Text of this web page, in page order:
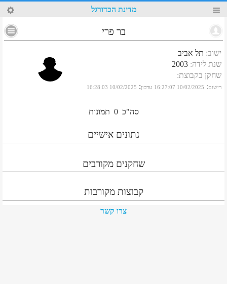
21 מדינת הכדורגל
בר פרי
ישוב: תל אביב
שנת לידה:
2003
שחקן בקבוצת:
רישום:
10/02/2025 16:27:07 עדכון:
10/02/2025 16:28:03
סה"כ 0 תמונות
נתונים אישיים
שחקנים מקורבים
קבוצות מקורבות
צרו קשר